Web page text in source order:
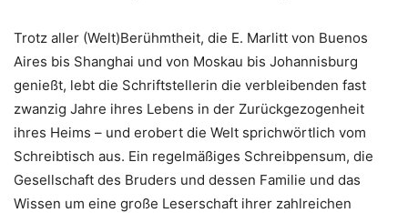
Trotz aller (Welt)Berühmtheit, die E. Marlitt von Buenos
Aires bis Shanghai und von Moskau bis Johannisburg
genießt, lebt die Schriftstellerin die verbleibenden fast
zwanzig Jahre ihres Lebens in der Zurückgezogenheit
ihres Heims – und erobert die Welt sprichwörtlich vom
Schreibtisch aus. Ein regelmäßiges Schreibpensum, die
Gesellschaft des Bruders und dessen Familie und das
Wissen um eine große Leserschaft ihrer zahlreichen